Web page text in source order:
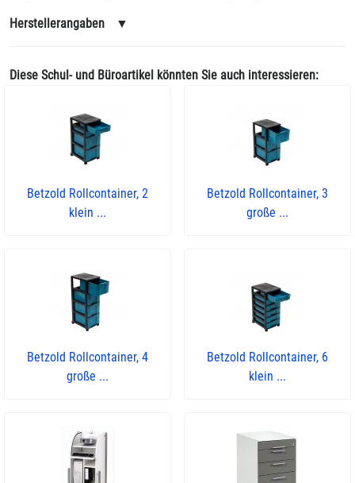
Herstellerangaben ▼
Diese Schul- und Büroartikel könnten Sie auch interessieren:
Betzold Rollcontainer, 2
klein ...
Betzold Rollcontainer, 3
große ...
Betzold Rollcontainer, 4
große ...
Betzold Rollcontainer, 6
klein ...